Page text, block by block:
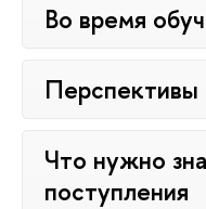
Во время
Перспективы
Что нужно
поступления